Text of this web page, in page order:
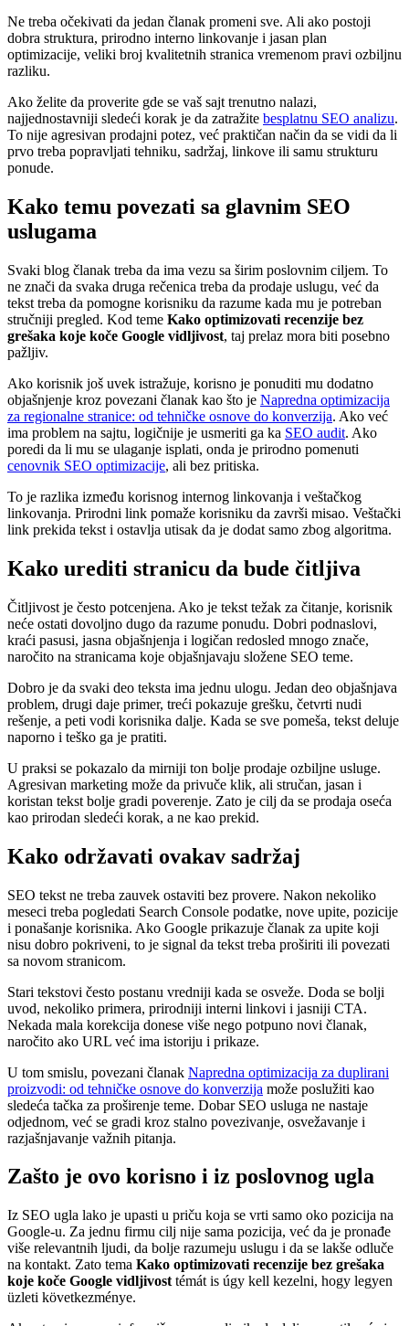
Ne treba očekivati da jedan članak promeni sve. Ali ako postoji
dobra struktura, prirodno interno linkovanje i jasan plan
optimizacije, veliki broj kvalitetnih stranica vremenom pravi ozbiljnu
razliku.
Ako želite da proverite gde se vaš sajt trenutno nalazi,
najjednostavniji sledeći korak je da zatražite besplatnu SEO analizu.
To nije agresivan prodajni potez, već praktičan način da se vidi da li
prvo treba popravljati tehniku, sadržaj, linkove ili samu strukturu
ponude.
Kako temu povezati sa glavnim SEO
uslugama
Svaki blog članak treba da ima vezu sa širim poslovnim ciljem. To
ne znači da svaka druga rečenica treba da prodaje uslugu, već da
tekst treba da pomogne korisniku da razume kada mu je potreban
stručniji pregled. Kod teme Kako optimizovati recenzije bez
grešaka koje koče Google vidljivost, taj prelaz mora biti posebno
pažljiv.
Ako korisnik još uvek istražuje, korisno je ponuditi mu dodatno
objašnjenje kroz povezani članak kao što je Napredna optimizacija
za regionalne stranice: od tehničke osnove do konverzija. Ako već
ima problem na sajtu, logičnije je usmeriti ga ka SEO audit. Ako
poredi da li mu se ulaganje isplati, onda je prirodno pomenuti
cenovnik SEO optimizacije, ali bez pritiska.
To je razlika između korisnog internog linkovanja i veštačkog
linkovanja. Prirodni link pomaže korisniku da završi misao. Veštački
link prekida tekst i ostavlja utisak da je dodat samo zbog algoritma.
Kako urediti stranicu da bude čitljiva
Čitljivost je često potcenjena. Ako je tekst težak za čitanje, korisnik
neće ostati dovoljno dugo da razume ponudu. Dobri podnaslovi,
kraći pasusi, jasna objašnjenja i logičan redosled mnogo znače,
naročito na stranicama koje objašnjavaju složene SEO teme.
Dobro je da svaki deo teksta ima jednu ulogu. Jedan deo objašnjava
problem, drugi daje primer, treći pokazuje grešku, četvrti nudi
rešenje, a peti vodi korisnika dalje. Kada se sve pomeša, tekst deluje
naporno i teško ga je pratiti.
U praksi se pokazalo da mirniji ton bolje prodaje ozbiljne usluge.
Agresivan marketing može da privuče klik, ali stručan, jasan i
koristan tekst bolje gradi poverenje. Zato je cilj da se prodaja oseća
kao prirodan sledeći korak, a ne kao prekid.
Kako održavati ovakav sadržaj
SEO tekst ne treba zauvek ostaviti bez provere. Nakon nekoliko
meseci treba pogledati Search Console podatke, nove upite, pozicije
i ponašanje korisnika. Ako Google prikazuje članak za upite koji
nisu dobro pokriveni, to je signal da tekst treba proširiti ili povezati
sa novom stranicom.
Stari tekstovi često postanu vredniji kada se osveže. Doda se bolji
uvod, nekoliko primera, prirodniji interni linkovi i jasniji CTA.
Nekada mala korekcija donese više nego potpuno novi članak,
naročito ako URL već ima istoriju i prikaze.
U tom smislu, povezani članak Napredna optimizacija za duplirani
proizvodi: od tehničke osnove do konverzija može poslužiti kao
sledeća tačka za proširenje teme. Dobar SEO usluga ne nastaje
odjednom, već se gradi kroz stalno povezivanje, osvežavanje i
razjašnjavanje važnih pitanja.
Zašto je ovo korisno i iz poslovnog ugla
Iz SEO ugla lako je upasti u priču koja se vrti samo oko pozicija na
Google-u. Za jednu firmu cilj nije sama pozicija, već da je pronađe
više relevantnih ljudi, da bolje razumeju uslugu i da se lakše odluče
na kontakt. Zato tema Kako optimizovati recenzije bez grešaka
koje koče Google vidljivost témát is úgy kell kezelni, hogy legyen
üzleti következménye.